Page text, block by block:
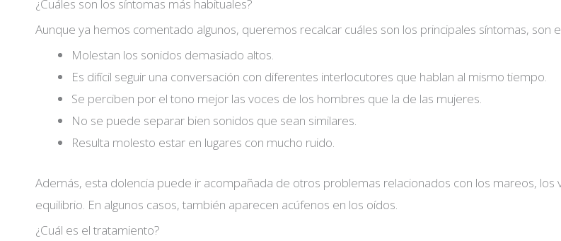
¿Cuáles son los síntomas más habituales?
Aunque ya hemos comentado algunos, queremos recalcar cuáles son los principales síntomas, son
Molestan los sonidos demasiado altos.
Es difícil seguir una conversación con diferentes interlocutores que hablan al mismo tiempo.
Se perciben por el tono mejor las voces de los hombres que la de las mujeres.
No se puede separar bien sonidos que sean similares.
Resulta molesto estar en lugares con mucho ruido.
Además, esta dolencia puede ir acompañada de otros problemas relacionados con los mareos, los
equilibrio. En algunos casos, también aparecen acúfenos en los oídos.
¿Cuál es el tratamiento?